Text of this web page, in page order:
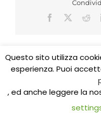
Facebook
Copyright 2017
E-mail:
Questo sito utilizza
esperienza. Puoi
, ed anche leggere la